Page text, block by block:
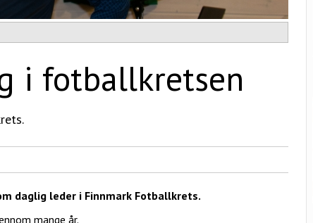
i fotballkretsen
daglig leder i Finnmark Fotballkrets.
mange år.